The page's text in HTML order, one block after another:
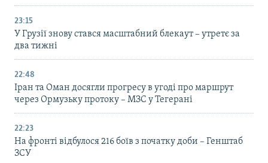
23:15
У Грузії знову стався масштабний блекаут – утретє за
два тижні
22:48
Іран та Оман досягли прогресу в угоді про маршрут
через Ормузьку протоку – МЗС у Тегерані
22:23
На фронті відбулося 216 боїв з початку доби – Генштаб
ЗСУ